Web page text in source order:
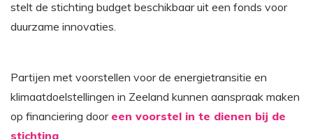
stelt de stichting budget beschikbaar uit een fonds voor
duurzame innovaties.
Partijen met voorstellen voor de energietransitie en
klimaatdoelstellingen in Zeeland kunnen aanspraak maken
op financiering door een voorstel in te dienen bij de
stichting